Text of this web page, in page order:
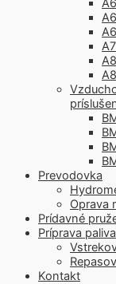
Prevodovka
Oprava
Prídavné
Príprava paliva
Kontakt